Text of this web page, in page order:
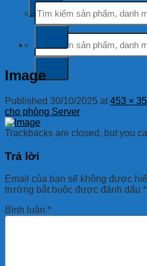
kiếm:
Tìm
kiếm:
Image
Published 30/10/2025 at453 ×
cho phòng Server
Trackbacks are closed, but you
Trả lời
Email của bạn sẽ không được
trường bắt buộc được đánh dấu *
Bình luận *